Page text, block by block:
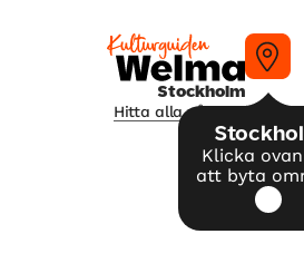
Stockholm
Klicka
att byta
Hitta alla våra tips på